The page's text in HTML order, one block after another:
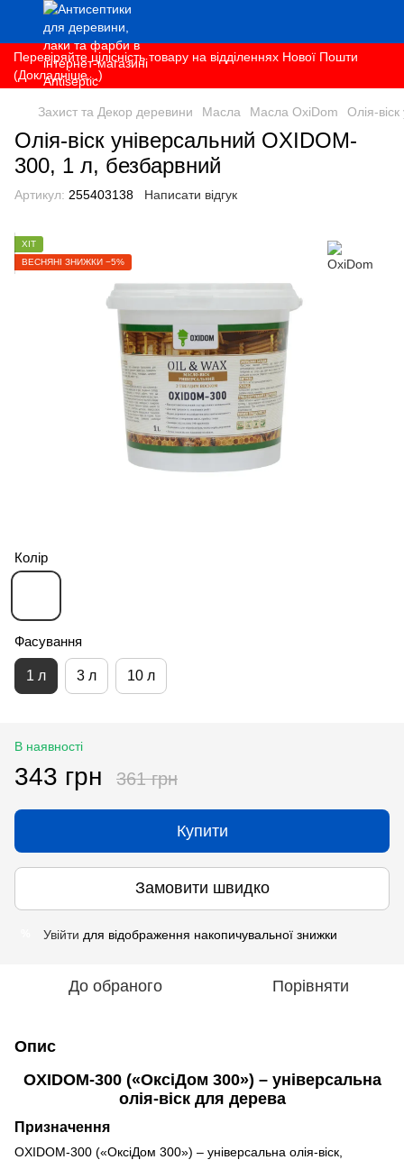
Перевіряйте цілісність товару на відділеннях Нової Пошти
(Докладніше...)
Захист та Декор деревини Масла Масла OxiDom Олія-
Олія-віск універсальний OXIDOM-
300, 1 л, безбарвний
Артикул: 255403138 Написати відгук
ХІТ
ВЕСНЯНІ ЗНИЖКИ −5%
Колір
Фасування
1 л 3 л 10 л
В наявності
343 грн 361 грн
Купити
Замовити швидко
Увійти для відображення накопичувальної знижки
До обраного Порівняти
Опис
OXIDOM-300 («ОксіДом 300») – універсальна
олія-віск для дерева
Призначення
OXIDOM-300 («ОксіДом 300») – універсальна олія-віск,